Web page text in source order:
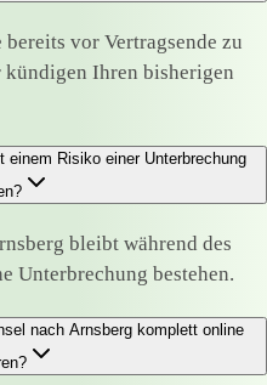
vor Vertragsende zu
Ihren bisherigen
einem Risiko einer Unterbrechung
bleibt während des
Unterbrechung bestehen.
nach Arnsberg komplett online